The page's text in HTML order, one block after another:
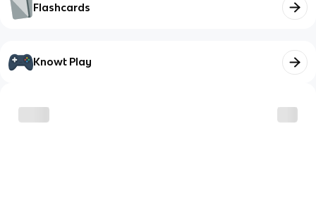
Flashcards
Knowt Play